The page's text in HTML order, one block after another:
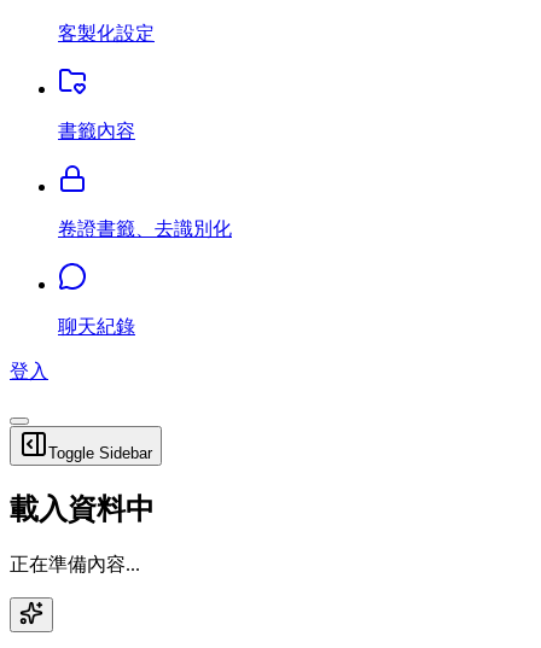
客製化設定
書籤內容
卷證書籤、去識別化
聊天紀錄
登入
Toggle Sidebar
載入資料中
正在準備內容...